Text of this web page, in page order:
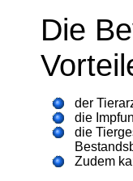
Die
der
die
die
Zudem